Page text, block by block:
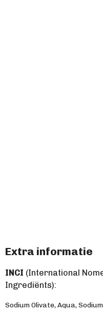
Extra informatie
INCI (International
Ingrediënts):
Sodium Olivate, Aqua,